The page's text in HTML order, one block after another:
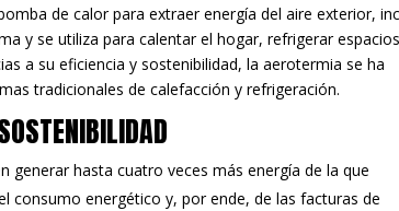
de calor para extraer energía del aire exterior,
y se utiliza para calentar el hogar, refrigerar espacios
a su eficiencia y sostenibilidad, la aerotermia se ha
tradicionales de calefacción y refrigeración.
generar hasta cuatro veces más energía de la que
consumo energético y, por ende, de las facturas de